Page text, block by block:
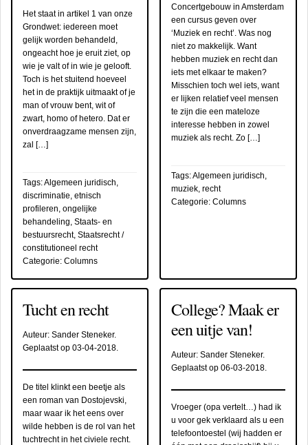
Het staat in artikel 1 van onze
Grondwet: iedereen moet
gelijk worden behandeld,
ongeacht hoe je eruit ziet, op
wie je valt of in wie je gelooft.
Toch is het stuitend hoeveel
het in de praktijk uitmaakt of je
man of vrouw bent, wit of
zwart, homo of hetero. Dat er
onverdraagzame mensen zijn,
zal […]
Tags:Algemeen juridisch,
discriminatie, etnisch
profileren, ongelijke
behandeling, Staats- en
bestuursrecht, Staatsrecht /
constitutioneel recht
Categorie: Columns
Concertgebouw in Amsterdam
een cursus geven over
‘Muziek en recht’. Was nog
niet zo makkelijk. Want
hebben muziek en recht dan
iets met elkaar te maken?
Misschien toch wel iets, want
er lijken relatief veel mensen
te zijn die een mateloze
interesse hebben in zowel
muziek als recht. Zo […]
Tags:Algemeen juridisch,
muziek, recht
Categorie: Columns
Tucht en recht
Auteur: Sander Steneker.
Geplaatst op 03-04-2018.
De titel klinkt een beetje als
een roman van Dostojevski,
maar waar ik het eens over
wilde hebben is de rol van het
tuchtrecht in het civiele recht.
College? Maak er
een uitje van!
Auteur: Sander Steneker.
Geplaatst op 06-03-2018.
Vroeger (opa vertelt…) had ik
u voor gek verklaard als u een
telefoontoestel (wij hadden er